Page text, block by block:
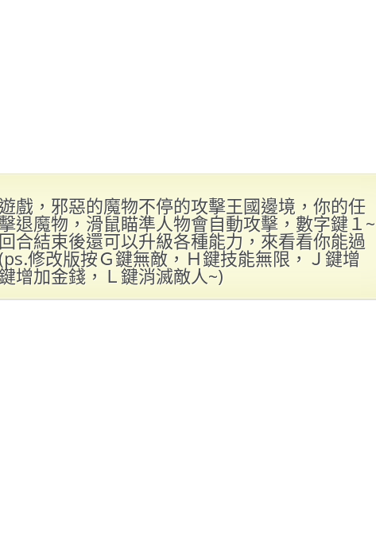
戲，邪惡的魔物不停的攻擊王國邊境，你的任
退魔物，滑鼠瞄準人物會自動攻擊，數字鍵１~
合結束後還可以升級各種能力，來看看你能過
修改版按Ｇ鍵無敵，Ｈ鍵技能無限，Ｊ鍵增
增加金錢，Ｌ鍵消滅敵人~)